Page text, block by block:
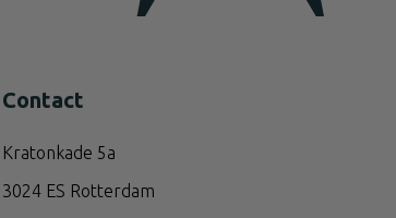
Contact
Kratonkade 5a
3024 ES Rotterdam